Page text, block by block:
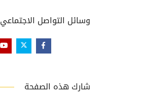
وسائل التواصل الاجتماعي
شارك هذه الصفحة